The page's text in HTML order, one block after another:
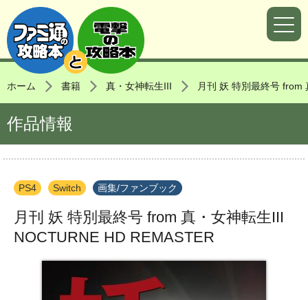
ホーム 書籍 真・女神転生III 月刊 妖 特別最終号 from
作品情報
PS4 Switch 画集/ファンブック
月刊 妖 特別最終号 from 真・女神転生III
NOCTURNE HD REMASTER